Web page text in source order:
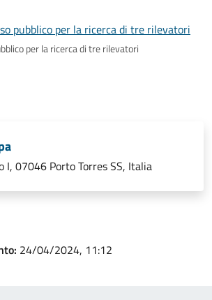
per la ricerca di tre rilevatori
I, 07046 Porto Torres SS, Italia
24/04/2024, 11:12